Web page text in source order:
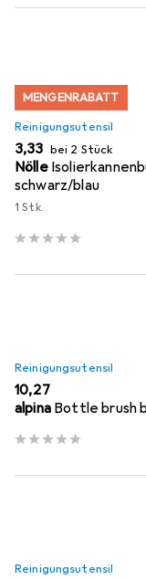
MENGENRABATT
Reinigungsutensil
EUR
3,33 bei 2 Stück
Nölle
schwarz/blau
1 Stk.
Reinigungsutensil
EUR
10,27
alpina Bottle brush
Reinigungsutensil